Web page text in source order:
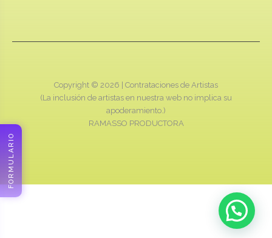
Copyright © 2026 | Contrataciones de Artistas
(La inclusión de artistas en nuestra web no implica su
apoderamiento.)
RAMASSO PRODUCTORA
FORMULARIO